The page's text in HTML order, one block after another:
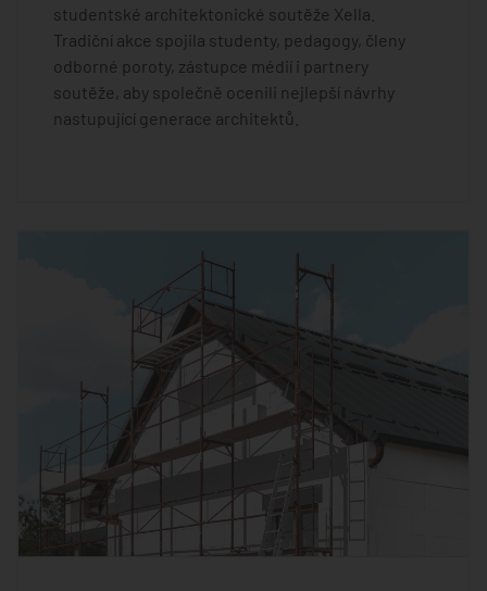
studentské architektonické soutěže Xella.
Tradiční akce spojila studenty, pedagogy, členy
odborné poroty, zástupce médií i partnery
soutěže, aby společně ocenili nejlepší návrhy
nastupující generace architektů.